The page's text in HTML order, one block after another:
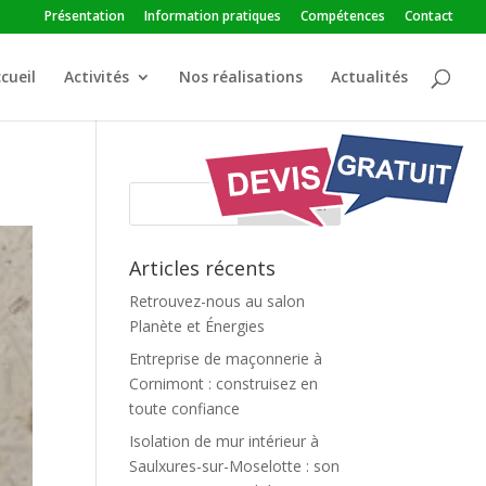
Présentation Information pratiques Compétences Contact
Activités Nos réalisations Actualités
Articles récents
Retrouvez-nous au salon
Planète et Énergies
Entreprise de maçonnerie à
Cornimont : construisez en
toute confiance
Isolation de mur intérieur à
Saulxures-sur-Moselotte : son